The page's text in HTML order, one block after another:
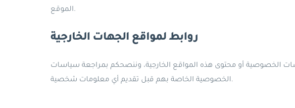
الموقع.
روابط لمواقع الجهات الخارجية
الخصوصية أو محتوى هذه المواقع الخارجية، وننصحكم بمراجعة سياسات
الخصوصية الخاصة بهم قبل تقديم أي معلومات شخصية.